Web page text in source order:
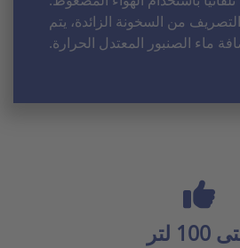
التصريف من السخونة الزائدة، يتم
ماء الصنبور المعتدل الحرارة.
لتر